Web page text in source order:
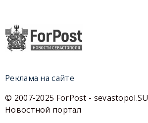
Реклама на сайте
© 2007-2025 ForPost - sevastopol.SU
Новостной портал